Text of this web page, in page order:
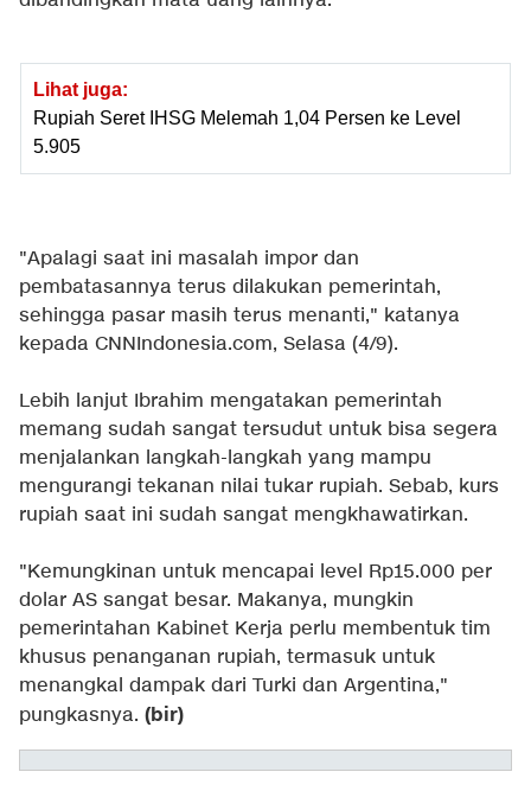
Lihat juga:
Rupiah Seret IHSG Melemah 1,04 Persen ke Level
5.905
"Apalagi saat ini masalah impor dan
pembatasannya terus dilakukan pemerintah,
sehingga pasar masih terus menanti," katanya
kepada CNNIndonesia.com, Selasa (4/9).
Lebih lanjut Ibrahim mengatakan pemerintah
memang sudah sangat tersudut untuk bisa segera
menjalankan langkah-langkah yang mampu
mengurangi tekanan nilai tukar rupiah. Sebab, kurs
rupiah saat ini sudah sangat mengkhawatirkan.
"Kemungkinan untuk mencapai level Rp15.000 per
dolar AS sangat besar. Makanya, mungkin
pemerintahan Kabinet Kerja perlu membentuk tim
khusus penanganan rupiah, termasuk untuk
menangkal dampak dari Turki dan Argentina,"
pungkasnya. (bir)